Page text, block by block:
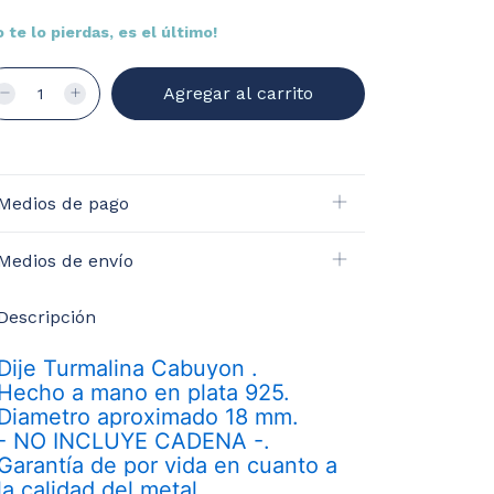
te lo pierdas, es el último!
de pago
de envío
Turmalina Cabuyon .
a mano en plata 925.
aproximado 18 mm.
NO INCLUYE CADENA -.
de por vida en cuanto a